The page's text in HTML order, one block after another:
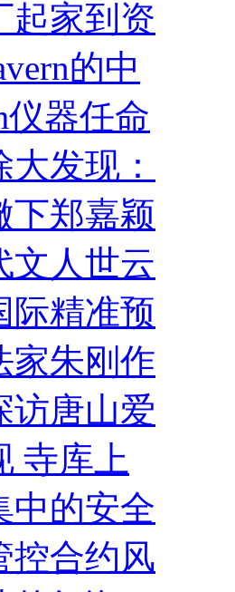
起家到资
的中
仪器任命
发现：
下郑嘉颖
文人世云
际精准预
家朱刚作
访唐山爱
寺库上
中的安全
控合约风